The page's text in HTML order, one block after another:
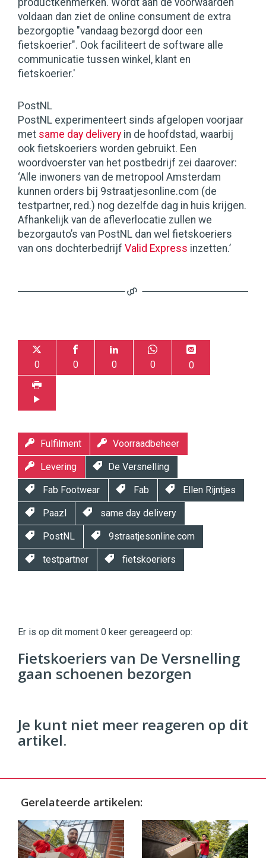
productkenmerken. Wordt aan de voorwaarden
voldaan dan ziet de online consument de extra
bezorgoptie "vandaag bezorgd door een
fietskoerier". Ook faciliteert de software alle
communicatie tussen winkel, klant en
fietskoerier.'
PostNL
PostNL experimenteert sinds afgelopen voorjaar
met same day delivery in de hoofdstad, waarbij
ook fietskoeriers worden gebruikt. Een
woordvoerster van het postbedrijf zei daarover:
‘Alle inwoners van de metropool Amsterdam
kunnen orders bij 9straatjesonline.com (de
testpartner, red.) nog dezelfde dag in huis krijgen.
Afhankelijk van de afleverlocatie zullen we
bezorgauto’s van PostNL dan wel fietskoeriers
van ons dochterbedrijf Valid Express inzetten.’
0 0 0 0 0
Fulfilment Voorraadbeheer
Levering De Versnelling
Fab Footwear Fab Ellen Rijntjes
Paazl same day delivery
PostNL 9straatjesonline.com
testpartner fietskoeriers
|
Digital
Commercehttps://twinklemagazine.nl
9654
Er is op dit moment 0 keer gereageerd op:
Fietskoeriers van De Versnelling
gaan schoenen bezorgen
Je kunt niet meer reageren op dit
artikel.
Gerelateerde artikelen: